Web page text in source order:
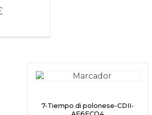
7-Tiempo di polonese-CDII-